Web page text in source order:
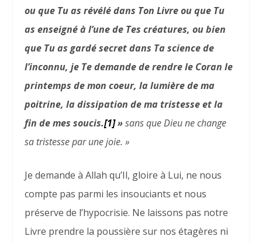
ou que Tu as révélé dans Ton Livre ou que Tu
as enseigné à l’une de Tes créatures, ou bien
que Tu as gardé secret dans Ta science de
l’inconnu, je Te demande de rendre le Coran le
printemps de mon coeur, la lumière de ma
poitrine, la dissipation de ma tristesse et la
fin de mes soucis.[1]» sans que Dieu ne change
sa tristesse par une joie. »
Je demande à Allah qu’Il, gloire à Lui, ne nous
compte pas parmi les insouciants et nous
préserve de l’hypocrisie. Ne laissons pas notre
Livre prendre la poussière sur nos étagères ni